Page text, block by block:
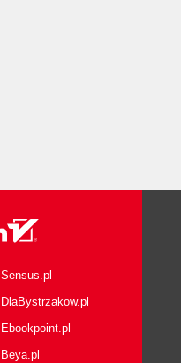
Sensus.pl
DlaBystrzakow.pl
Ebookpoint.pl
Beya.pl